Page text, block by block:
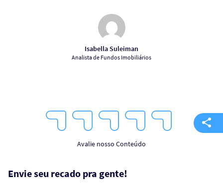
Isabella Suleiman
Analista de Fundos Imobiliários
Stars Stars
Avalie nosso Conteúdo
Envie seu recado pra gente!